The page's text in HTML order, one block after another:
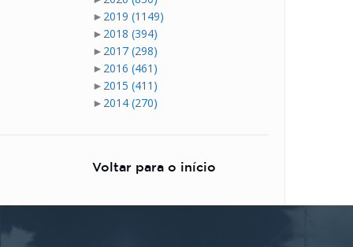
► 2019 (1149)
► 2018 (394)
► 2017 (298)
► 2016 (461)
► 2015 (411)
► 2014 (270)
Voltar para o início